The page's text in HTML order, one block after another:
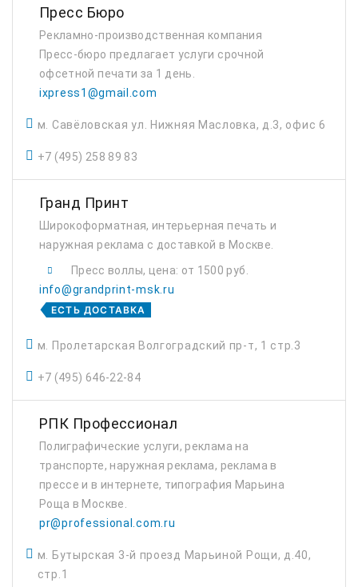
Пресс Бюро
Рекламно-производственная компания
Пресс-бюро предлагает услуги срочной
офсетной печати за 1 день.
ixpress1@gmail.com
м. Савёловская ул. Нижняя Масловка, д.3, офис 6
+7 (495) 258 89 83
Гранд Принт
Широкоформатная, интерьерная печать и
наружная реклама с доставкой в Москве.
Пресс воллы, цена: от 1500 руб.
info@grandprint-msk.ru
ЕСТЬ ДОСТАВКА
м. Пролетарская Волгоградский пр-т, 1 стр.3
+7 (495) 646-22-84
РПК Профессионал
Полиграфические услуги, реклама на
транспорте, наружная реклама, реклама в
прессе и в интернете, типография Марьина
Роща в Москве.
pr@professional.com.ru
м. Бутырская 3-й проезд Марьиной Рощи, д.40,
стр.1